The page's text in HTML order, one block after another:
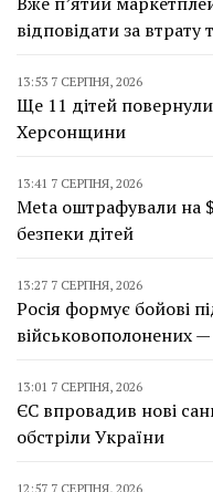
відповідати за втрату
13:53 7 СЕРПНЯ, 2026
Ще 11 дітей
Херсонщини
13:41 7 СЕРПНЯ, 2026
Meta оштрафували на
безпеки дітей
13:27 7 СЕРПНЯ, 2026
Росія формує бойові
військовополонених
13:01 7 СЕРПНЯ, 2026
ЄС впровадив нові
обстріли України
12:57 7 СЕРПНЯ, 2026